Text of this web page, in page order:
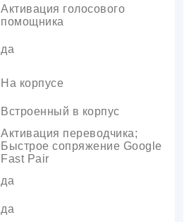
Активация голосового
помощника
да
На корпусе
Встроенный в корпус
Активация переводчика;
Быстрое сопряжение Google
Fast Pair
да
да